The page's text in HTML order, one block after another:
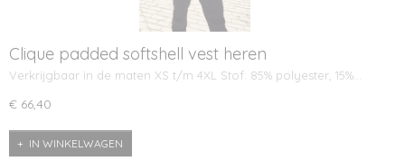
Clique padded softshell vest heren
Verkrijgbaar in de maten XS t/m 4XL Stof: 85% polyester, 15%…
€ 66,40
IN WINKELWAGEN